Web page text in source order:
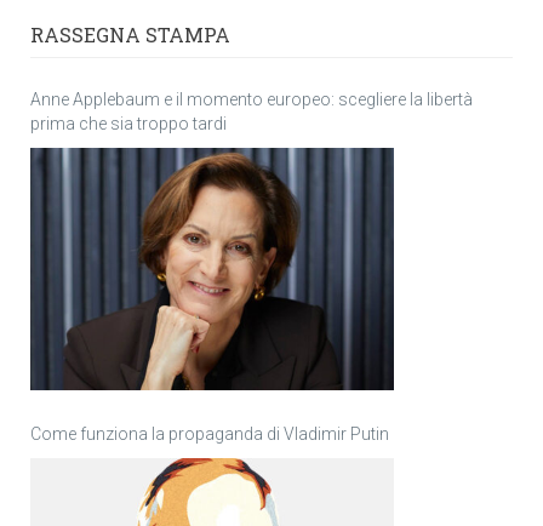
RASSEGNA STAMPA
Anne Applebaum e il momento europeo: scegliere la libertà
prima che sia troppo tardi
Come funziona la propaganda di Vladimir Putin